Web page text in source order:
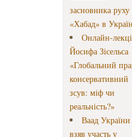
засновника руху
«Хабад» в
Онлайн-
Йосифа Зісельса
«Глобальний
консервативний
зсув: міф чи
реальність?»
Ваад України
взяв участь у